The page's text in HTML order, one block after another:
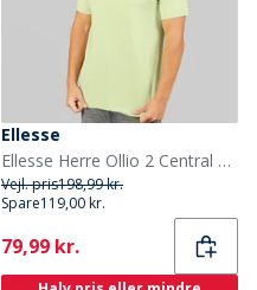
Ellesse
Ellesse Herre Ollio 2 Central Logo T Shirt Light Green
Vejl. pris198,99 kr.
Spare119,00 kr.
Current
79,99 kr.